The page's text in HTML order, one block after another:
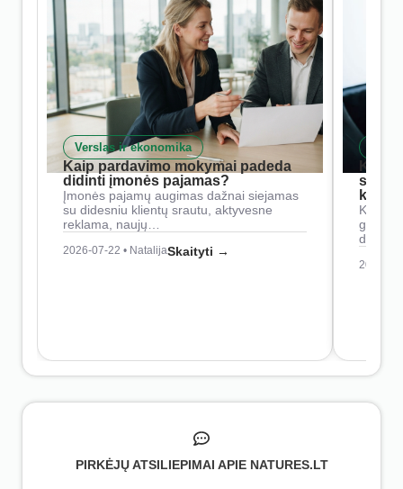
Verslas ir ekonomika
Kaip pardavimo mokymai padeda
didinti įmonės pajamas?
Įmonės pajamų augimas dažnai siejamas
su didesniu klientų srautu, aktyvesne
reklama, naujų…
2026-07-22 • NatalijaSkaityti →
Kaip
2026-
PIRKĖJŲ ATSILIEPIMAI APIE NATURES.LT